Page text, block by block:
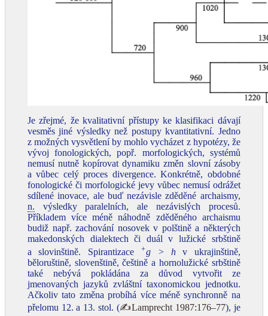
Je zřejmé, že kvalitativní přístupy ke klasifikaci dávají
vesměs jiné výsledky než postupy kvantitativní. Jedno
z možných vysvětlení by mohlo vycházet z hypotézy, že
vývoj fonologických, popř. morfologických, systémů
nemusí nutně kopírovat dynamiku změn slovní zásoby
a vůbec celý proces divergence. Konkrétně, obdobné
fonologické či morfologické jevy vůbec nemusí odrážet
sdílené inovace, ale buď nezávisle zděděné archaismy,
n. výsledky paralelních, ale nezávislých procesů.
Příkladem více méně náhodně zděděného archaismu
budiž např. zachování nosovek v polštině a některých
makedonských dialektech či duál v lužické srbštině
a slovinštině. Spirantizace
+g > hv ukrajinštině,
běloruštině, slovenštině, češtině a hornolužické srbštině
také nebývá pokládána za důvod vytvořit ze
jmenovaných jazyků zvláštní taxonomickou jednotku.
Ačkoliv tato změna probíhá více méně synchronně na
přelomu 12. a 13. stol. (✍Lamprecht 1987:176–77), je